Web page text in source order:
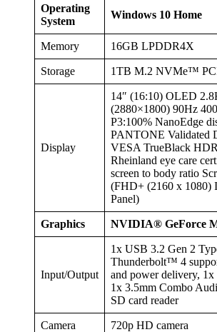
Operating
System
Windows 10 Home
Memory 16GB LPDDR4X
Storage 1TB M.2 NVMe™
Display
14″ (16:10) OLED
(2880×1800) 90Hz
P3:100% NanoEdge
PANTONE Validated
VESA TrueBlack
Rheinland eye care
screen to body ratio
(FHD+ (2160 x 1080)
Panel)
Graphics NVIDIA® GeForce
Input/Output
1x USB 3.2 Gen 2
Thunderbolt™ 4
and power delivery,
1x 3.5mm Combo
SD card reader
Camera 720p HD camera